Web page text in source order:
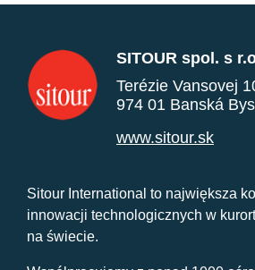
SITOUR spol. s
Terézie Vansovej
974 01 Banská
www.sitour.sk
Sitour International to największa
innowacji technologicznych w
na świecie.